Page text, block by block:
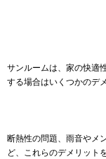
サンルームは、家の快適
する場合はいくつかのデ
断熱性の問題、雨音やメ
ど、これらのデメリット